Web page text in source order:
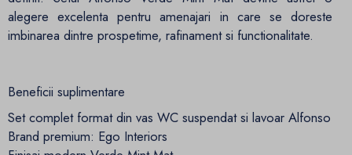
alegere excelenta pentru amenajari in care se doreste
imbinarea dintre prospetime, rafinament si functionalitate.
Beneficii suplimentare
Set complet format din vas WC suspendat si lavoar Alfonso
Brand premium: Ego Interiors